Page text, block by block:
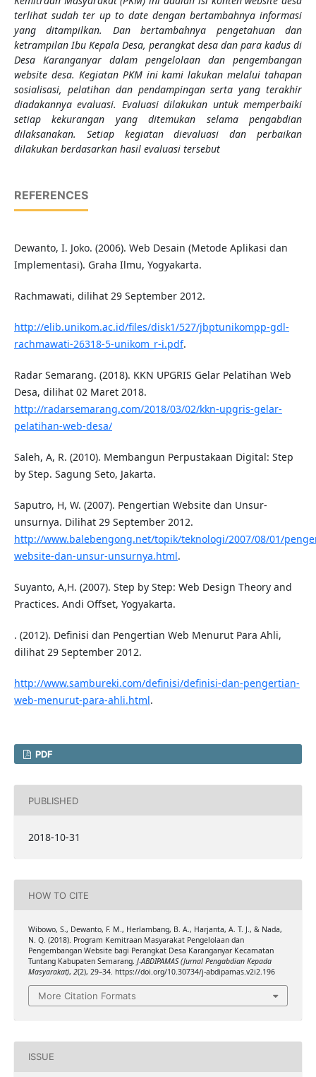
terlihat sudah ter up to date dengan bertambahnya informasi
yang ditampilkan. Dan bertambahnya pengetahuan dan
ketrampilan Ibu Kepala Desa, perangkat desa dan para kadus di
Desa Karanganyar dalam pengelolaan dan pengembangan
website desa. Kegiatan PKM ini kami lakukan melalui tahapan
sosialisasi, pelatihan dan pendampingan serta yang terakhir
diadakannya evaluasi. Evaluasi dilakukan untuk memperbaiki
setiap kekurangan yang ditemukan selama pengabdian
dilaksanakan. Setiap kegiatan dievaluasi dan perbaikan
dilakukan berdasarkan hasil evaluasi tersebut
REFERENCES
Dewanto, I. Joko. (2006). Web Desain (Metode Aplikasi dan
Implementasi). Graha Ilmu, Yogyakarta.
Rachmawati, dilihat 29 September 2012.
http://elib.unikom.ac.id/files/disk1/527/jbptunikompp-gdl-
rachmawati-26318-5-unikom_r-i.pdf.
Radar Semarang. (2018). KKN UPGRIS Gelar Pelatihan Web
Desa, dilihat 02 Maret 2018.
http://radarsemarang.com/2018/03/02/kkn-upgris-gelar-
pelatihan-web-desa/
Saleh, A, R. (2010). Membangun Perpustakaan Digital: Step
by Step. Sagung Seto, Jakarta.
Saputro, H, W. (2007). Pengertian Website dan Unsur-
unsurnya. Dilihat 29 September 2012.
http://www.balebengong.net/topik/teknologi/2007/08/01/
website-dan-unsur-unsurnya.html.
Suyanto, A,H. (2007). Step by Step: Web Design Theory and
Practices. Andi Offset, Yogyakarta.
. (2012). Definisi dan Pengertian Web Menurut Para Ahli,
dilihat 29 September 2012.
http://www.sambureki.com/definisi/definisi-dan-pengertian-
web-menurut-para-ahli.html.
PDF
PUBLISHED
2018-10-31
HOW TO CITE
Wibowo, S., Dewanto, F. M., Herlambang, B. A., Harjanta, A. T. J., & Nada,
N. Q. (2018). Program Kemitraan Masyarakat Pengelolaan dan
Pengembangan Website bagi Perangkat Desa Karanganyar Kecamatan
Tuntang Kabupaten Semarang. J-ABDIPAMAS (Jurnal Pengabdian Kepada
Masyarakat), 2(2), 29–34. https://doi.org/10.30734/j-abdipamas.v2i2.196
More Citation Formats
ISSUE